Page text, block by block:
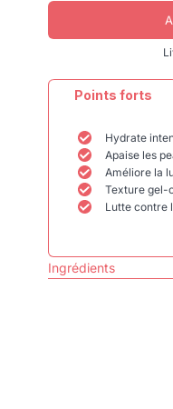
Points forts
Hydrate
Apaise les
Améliore la
Texture gel-
Lutte contre
Ingrédients